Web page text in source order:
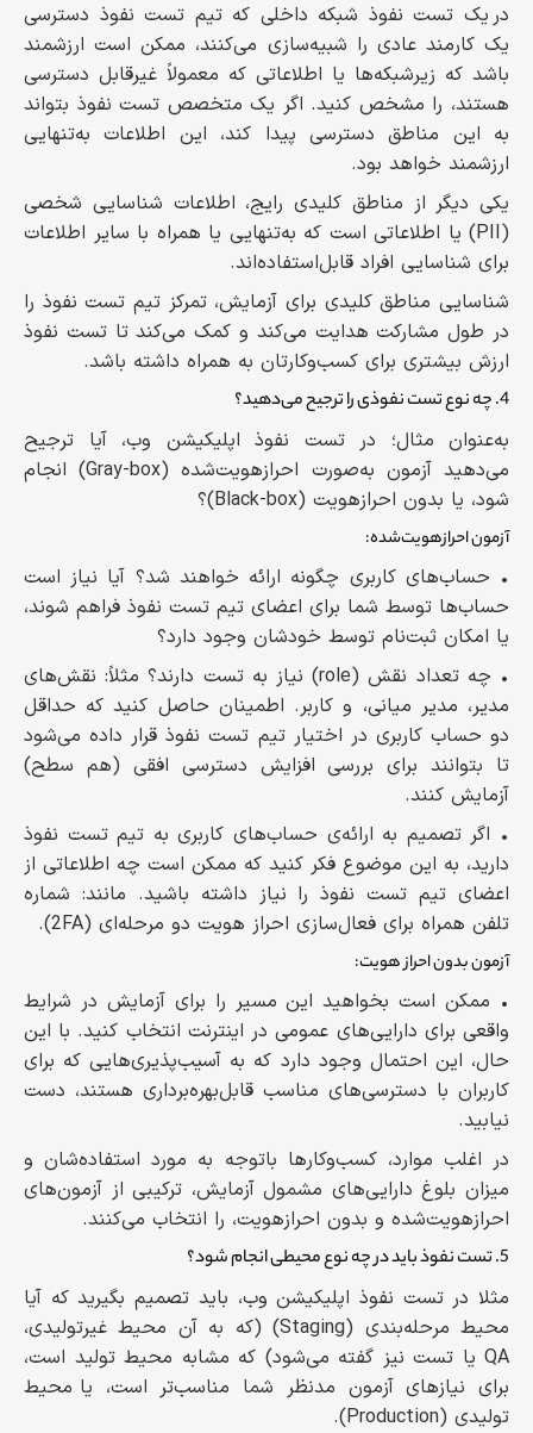
در یک تست نفوذ شبکه داخلی که تیم تست نفوذ دسترسی
یک کارمند عادی را شبیه‌سازی می‌کنند، ممکن است ارزشمند
باشد که زیرشبکه‌ها یا اطلاعاتی که معمولاً غیرقابل دسترسی
هستند، را مشخص کنید. اگر یک متخصص تست نفوذ بتواند
به این مناطق دسترسی پیدا کند، این اطلاعات به‌تنهایی
ارزشمند خواهد بود.
یکی دیگر از مناطق کلیدی رایج، اطلاعات شناسایی شخصی
(PII) یا اطلاعاتی است که به‌تنهایی یا همراه با سایر اطلاعات
برای شناسایی افراد قابل‌استفاده‌اند.
شناسایی مناطق کلیدی برای آزمایش، تمرکز تیم تست نفوذ را
در طول مشارکت هدایت می‌کند و کمک می‌کند تا تست نفوذ
ارزش بیشتری برای کسب‌وکارتان به همراه داشته باشد.
4. چه نوع تست نفوذی را ترجیح می‌دهید؟
به‌عنوان مثال؛ در تست نفوذ اپلیکیشن وب، آیا ترجیح
می‌دهید آزمون به‌صورت احرازهویت‌شده (Gray-box) انجام
شود، یا بدون احرازهویت (Black-box)؟
آزمون احرازهویت‌شده:
• حساب‌های کاربری چگونه ارائه خواهند شد؟ آیا نیاز است
حساب‌ها توسط شما برای اعضای تیم تست نفوذ فراهم شوند،
یا امکان ثبت‌نام توسط خودشان وجود دارد؟
• چه تعداد نقش (role) نیاز به تست دارند؟ مثلاً: نقش‌های
مدیر، مدیر میانی، و کاربر. اطمینان حاصل کنید که حداقل
دو حساب کاربری در اختیار تیم تست نفوذ قرار داده می‌شود
تا بتوانند برای بررسی افزایش دسترسی افقی (هم سطح)
آزمایش کنند.
• اگر تصمیم به ارائه‌ی حساب‌های کاربری به تیم تست نفوذ
دارید، به این موضوع فکر کنید که ممکن است چه اطلاعاتی از
اعضای تیم تست نفوذ را نیاز داشته باشید. مانند: شماره
تلفن همراه برای فعال‌سازی احراز هویت دو مرحله‌ای (2FA).
آزمون بدون احراز هویت:
• ممکن است بخواهید این مسیر را برای آزمایش در شرایط
واقعی برای دارایی‌های عمومی در اینترنت انتخاب کنید. با این
حال، این احتمال وجود دارد که به آسیب‌پذیری‌هایی که برای
کاربران با دسترسی‌های مناسب قابل‌بهره‌برداری هستند، دست
نیابید.
در اغلب موارد، کسب‌وکارها باتوجه به مورد استفاده‌شان و
میزان بلوغ دارایی‌های مشمول آزمایش، ترکیبی از آزمون‌های
احرازهویت‌شده و بدون احرازهویت، را انتخاب می‌کنند.
5. تست نفوذ باید در چه نوع محیطی انجام شود؟
مثلا در تست نفوذ اپلیکیشن وب، باید تصمیم بگیرید که آیا
محیط مرحله‌بندی (Staging) (که به آن محیط غیرتولیدی،
QA یا تست نیز گفته می‌شود) که مشابه محیط تولید است،
برای نیازهای آزمون مدنظر شما مناسب‌تر است، یا محیط
تولیدی (Production).